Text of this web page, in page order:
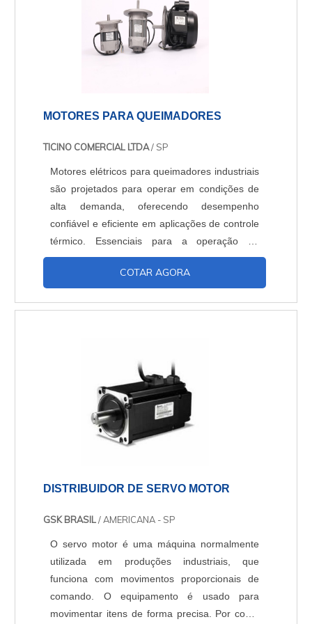
MOTORES PARA QUEIMADORES
TICINO COMERCIAL LTDA/ SP
Motores elétricos para queimadores industriais
são projetados para operar em condições de
alta demanda, oferecendo desempenho
confiável e eficiente em aplicações de controle
térmico. Essenciais para a operação de
sistemas de combustão, esses motores são
utilizados para acionar componentes como
sistemas de controle. Com alta resistência e
a eficiência energética e a conformidade com
as normas de segurança e ambientais.
COTAR AGORA
DISTRIBUIDOR DE SERVO MOTOR
GSK BRASIL/ AMERICANA - SP
O servo motor é uma máquina normalmente
utilizada em produções industriais, que
funciona com movimentos proporcionais de
comando. O equipamento é usado para
movimentar itens de forma precisa. Por conta